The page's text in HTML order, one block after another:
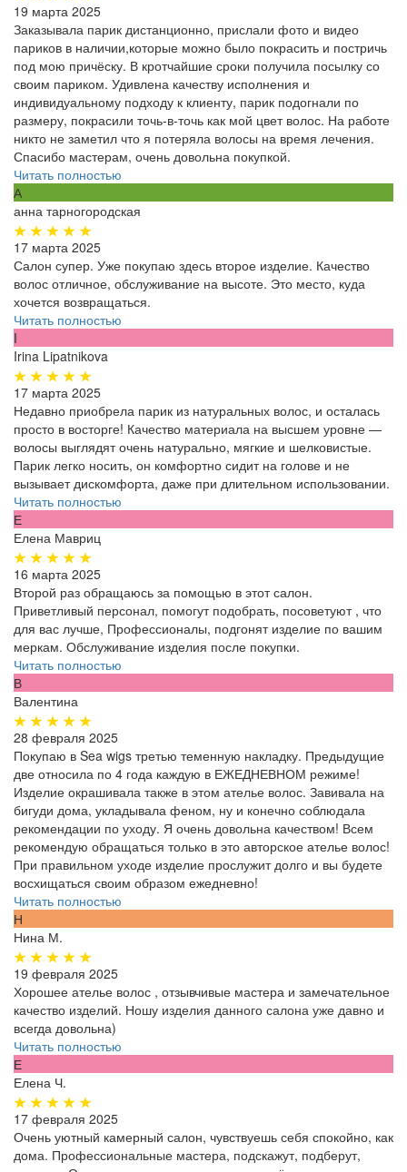
19 марта 2025
Заказывала парик дистанционно, прислали фото и видео
париков в наличии,которые можно было покрасить и постричь
под мою причёску. В кротчайшие сроки получила посылку со
своим париком. Удивлена качеству исполнения и
индивидуальному подходу к клиенту, парик подогнали по
размеру, покрасили точь-в-точь как мой цвет волос. На работе
никто не заметил что я потеряла волосы на время лечения.
Спасибо мастерам, очень довольна покупкой.
Читать полностью
А
анна тарногородская
17 марта 2025
Салон супер. Уже покупаю здесь второе изделие. Качество
волос отличное, обслуживание на высоте. Это место, куда
хочется возвращаться.
Читать полностью
I
Irina Lipatnikova
17 марта 2025
Недавно приобрела парик из натуральных волос, и осталась
просто в восторге! Качество материала на высшем уровне —
волосы выглядят очень натурально, мягкие и шелковистые.
Парик легко носить, он комфортно сидит на голове и не
вызывает дискомфорта, даже при длительном использовании.
Читать полностью
Е
Елена Мавриц
16 марта 2025
Второй раз обращаюсь за помощью в этот салон.
Приветливый персонал, помогут подобрать, посоветуют , что
для вас лучше, Профессионалы, подгонят изделие по вашим
меркам. Обслуживание изделия после покупки.
Читать полностью
В
Валентина
28 февраля 2025
Покупаю в Sea wigs третью теменную накладку. Предыдущие
две относила по 4 года каждую в ЕЖЕДНЕВНОМ режиме!
Изделие окрашивала также в этом ателье волос. Завивала на
бигуди дома, укладывала феном, ну и конечно соблюдала
рекомендации по уходу. Я очень довольна качеством! Всем
рекомендую обращаться только в это авторское ателье волос!
При правильном уходе изделие прослужит долго и вы будете
восхищаться своим образом ежедневно!
Читать полностью
Н
Нина М.
19 февраля 2025
Хорошее ателье волос , отзывчивые мастера и замечательное
качество изделий. Ношу изделия данного салона уже давно и
всегда довольна)
Читать полностью
Е
Елена Ч.
17 февраля 2025
Очень уютный камерный салон, чувствуешь себя спокойно, как
дома. Профессиональные мастера, подскажут, подберут,